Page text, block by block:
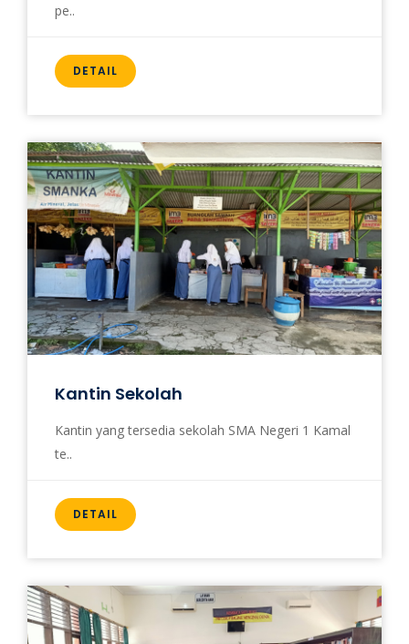
pe..
DETAIL
Kantin Sekolah
Kantin yang tersedia sekolah SMA Negeri 1 Kamal
te..
DETAIL